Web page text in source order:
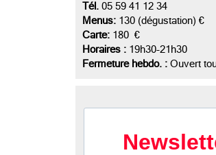
Tél. 05 59 41 12 34
Menus: 130 (dégustation) €
Carte: 180 €
Horaires : 19h30-21h30
Fermeture hebdo. : Ouvert